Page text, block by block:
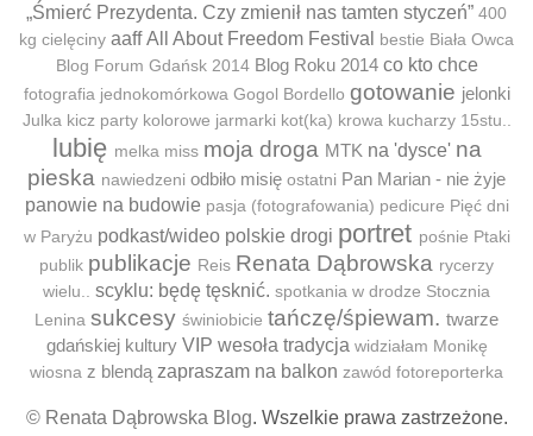
„Śmierć Prezydenta. Czy zmienił nas tamten styczeń” 400
kg cielęciny aaff All About Freedom Festival bestie Biała Owca
Blog Forum Gdańsk 2014 Blog Roku 2014 co kto chce
fotografia jednokomórkowa Gogol Bordello gotowanie jelonki
Julka kicz party kolorowe jarmarki kot(ka) krowa kucharzy 15stu..
lubię melka miss moja droga MTK na 'dysce' na
pieska nawiedzeni odbiło misię ostatni Pan Marian - nie żyje
panowie na budowie pasja (fotografowania) pedicure Pięć dni
w Paryżu podkast/wideo polskie drogi portret pośnie Ptaki
publik publikacje Reis Renata Dąbrowska rycerzy
wielu..
scyklu: będę tęsknić. spotkania w drodze Stocznia
Lenina sukcesy świniobicie tańczę/śpiewam. twarze
gdańskiej kultury VIP wesoła tradycja widziałam Monikę
wiosna z blendą zapraszam na balkon zawód fotoreporterka
© Renata Dąbrowska Blog. Wszelkie prawa zastrzeżone.